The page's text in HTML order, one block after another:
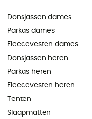
Donsjassen dames
Parkas dames
Fleecevesten dames
Donsjassen heren
Parkas heren
Fleecevesten heren
Tenten
Slaapmatten